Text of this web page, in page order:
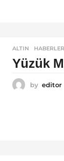
ALTIN ,HABERLER
Yüzük
by editor